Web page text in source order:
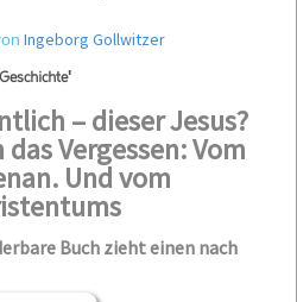
Ingeborg Gollwitzer
– dieser Jesus?
Vergessen: Vom
Und vom
Buch zieht einen nach